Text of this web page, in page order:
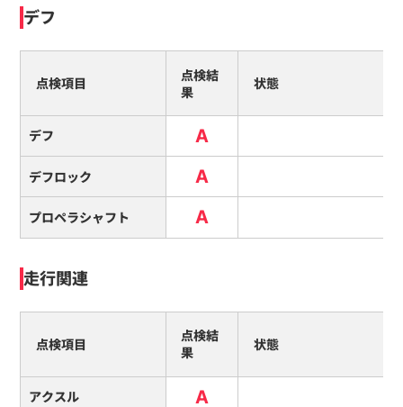
デフ
点検項目
点検結
果
状態
デフ A
デフロック A
プロペラシャフト A
走行関連
点検項目
点検結
果
状態
アクスル A